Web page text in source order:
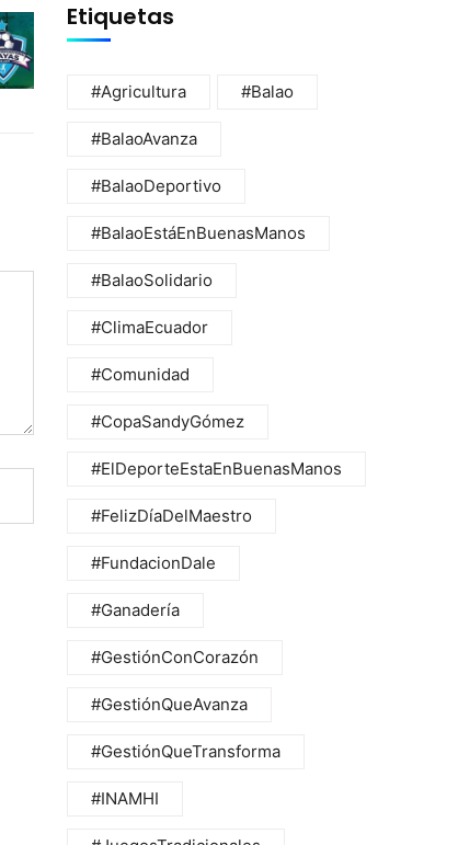
Etiquetas
#Agricultura #Balao
#BalaoAvanza
#BalaoDeportivo
#BalaoEstáEnBuenasManos
#BalaoSolidario
#ClimaEcuador
#Comunidad
#CopaSandyGómez
#ElDeporteEstaEnBuenasManos
#FelizDíaDelMaestro
#FundacionDale
#Ganadería
#GestiónConCorazón
#GestiónQueAvanza
#GestiónQueTransforma
#INAMHI